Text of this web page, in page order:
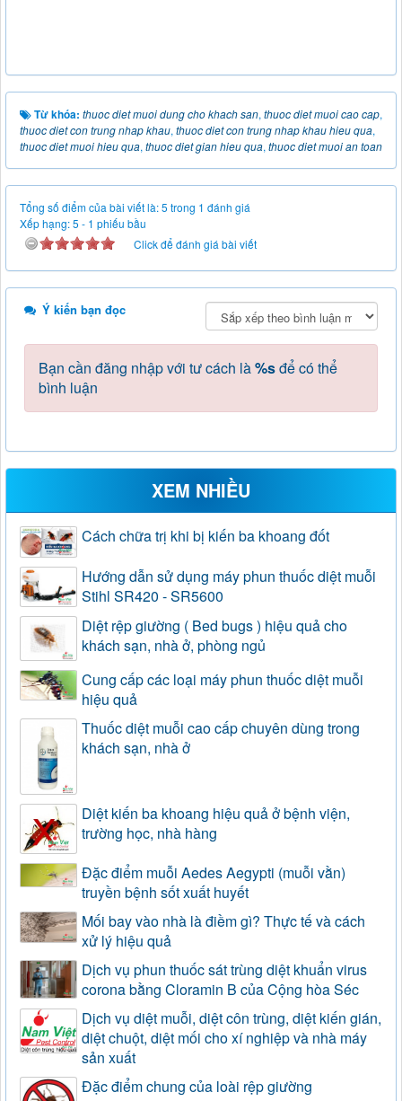
Từ khóa: thuoc diet muoi dung cho khach san, thuoc diet muoi cao cap,
thuoc diet con trung nhap khau, thuoc diet con trung nhap khau hieu qua,
thuoc diet muoi hieu qua, thuoc diet gian hieu qua, thuoc diet muoi an toan
Tổng số điểm của bài viết là: 5 trong 1 đánh giá
Xếp hạng:5 - 1 phiếu bầu
Click để đánh giá bài viết
Ý kiến bạn đọc
Bạn cần đăng nhập với tư cách là%sđể có thể
bình luận
XEM NHIỀU
Cách chữa trị khi bị kiến ba khoang đốt
Hướng dẫn sử dụng máy phun thuốc diệt muỗi
Stihl SR420 - SR5600
Diệt rệp giường ( Bed bugs ) hiệu quả cho
khách sạn, nhà ở, phòng ngủ
Cung cấp các loại máy phun thuốc diệt muỗi
hiệu quả
Thuốc diệt muỗi cao cấp chuyên dùng trong
khách sạn, nhà ở
Diệt kiến ba khoang hiệu quả ở bệnh viện,
trường học, nhà hàng
Đặc điểm muỗi Aedes Aegypti (muỗi vằn)
truyền bệnh sốt xuất huyết
Mối bay vào nhà là điềm gì? Thực tế và cách
xử lý hiệu quả
Dịch vụ phun thuốc sát trùng diệt khuẩn virus
corona bằng Cloramin B của Cộng hòa Séc
Dịch vụ diệt muỗi, diệt côn trùng, diệt kiến gián,
diệt chuột, diệt mối cho xí nghiệp và nhà máy
sản xuất
Đặc điểm chung của loài rệp giường